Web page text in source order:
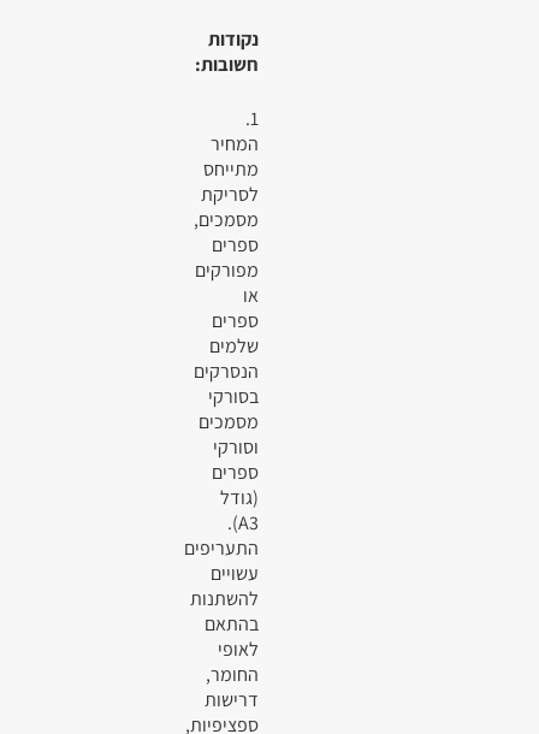
נקודות
חשובות:
1.
המחיר
מתייחס
לסריקת
מסמכים,
ספרים
מפורקים
או
ספרים
שלמים
הנסרקים
בסורקי
מסמכים
וסורקי
ספרים
(גודל
A3).
התעריפים
עשויים
להשתנות
בהתאם
לאופי
החומר,
דרישות
ספציפיות,